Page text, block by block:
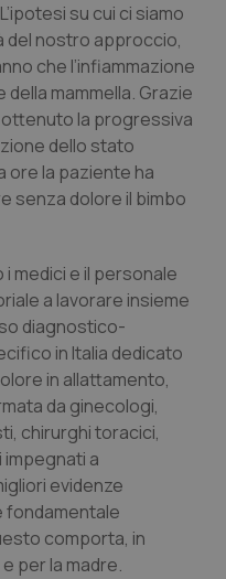
su cui ci siamo
del nostro approccio,
che l’infiammazione
mammella. Grazie
la progressiva
dello stato
ore la paziente ha
senza dolore il bimbo
medici e il personale
a lavorare insieme
diagnostico-
in Italia dedicato
in allattamento,
da ginecologi,
chirurghi toracici,
a
evidenze
fondamentale
comporta, in
per la madre.